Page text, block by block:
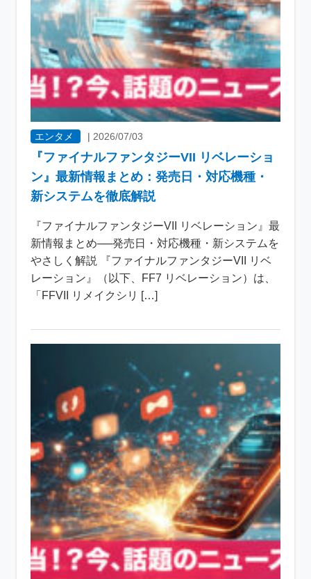
エンタメ |2026/07/03
『ファイナルファンタジーVII リベレーショ
ン』最新情報まとめ：発売日・対応機種・
新システムを徹底解説
『ファイナルファンタジーVII リベレーション』最
新情報まとめ──発売日・対応機種・新システムを
やさしく解説 『ファイナルファンタジーVII リベ
レーション』（以下、FF7 リベレーション）は、
「FFVII リメイクシリ […]